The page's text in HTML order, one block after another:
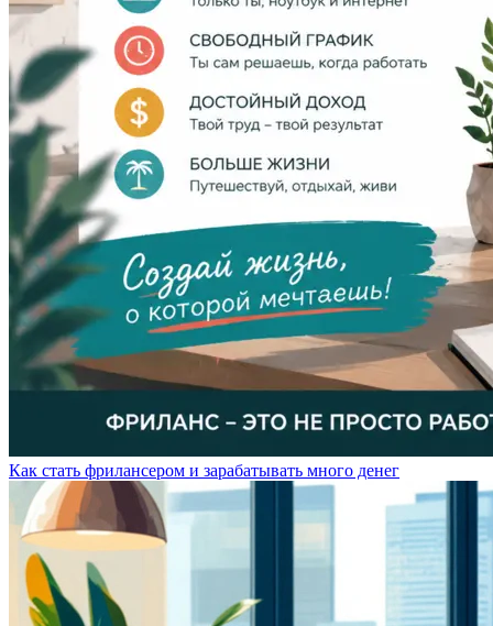
Как стать фрилансером и зарабатывать много денег